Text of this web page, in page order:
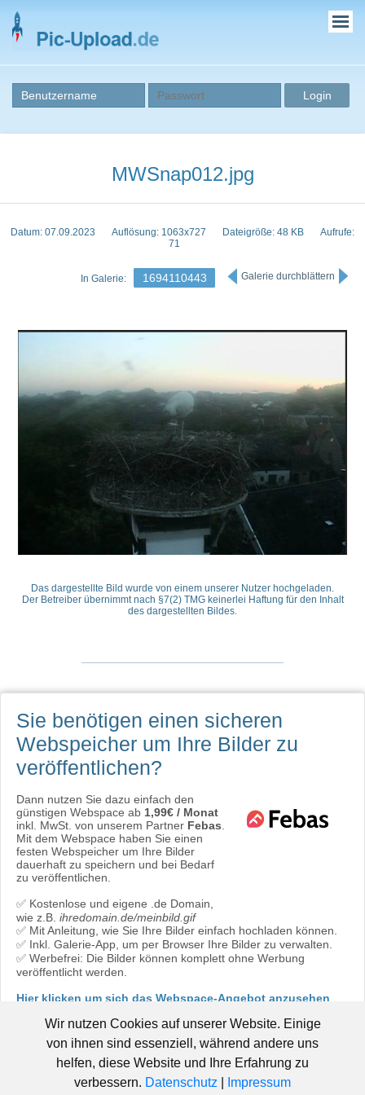
Wir nutzen Cookies auf unserer Website. Einige
von ihnen sind essenziell, während andere uns
helfen, diese Website und Ihre Erfahrung zu
verbessern. Datenschutz Impressum
MWSnap012.jpg
Datum: 07.09.2023 Auflösung: 1063x727 Dateigröße: 48 KB
Aufrufe:
71
Galerie durchblättern
1694110443
In Galerie:
Das dargestellte Bild wurde von einem unserer Nutzer hochgeladen.
Der Betreiber übernimmt nach §7(2) TMG keinerlei Haftung für den Inhalt
des dargestellten Bildes.
Sie benötigen einen sicheren
Webspeicher um Ihre Bilder zu
veröffentlichen?
Dann nutzen Sie dazu einfach den
günstigen Webspace ab 1,99€ / Monat
inkl. MwSt. von unserem Partner Febas
Mit dem Webspace haben Sie einen
festen Webspeicher um Ihre Bilder
dauerhaft zu speichern und bei Bedarf
zu veröffentlichen.
✅ Kostenlose und eigene .de Domain,
wie z.B. ihredomain.de/meinbild.gif
✅ Mit Anleitung, wie Sie Ihre Bilder einfach hochladen können.
✅ Inkl. Galerie-App, um per Browser Ihre Bilder zu verwalten.
✅ Werbefrei: Die Bilder können komplett ohne Werbung
veröffentlicht werden.
Hier klicken um sich das Webspace-Angebot anzusehen